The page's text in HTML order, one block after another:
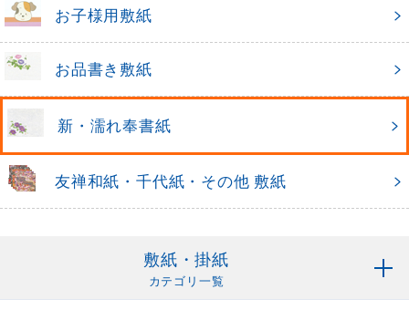
お子様用敷紙
お品書き敷紙
新・濡れ奉書紙
友禅和紙・千代紙・その他 敷紙
敷紙・掛紙
カテゴリ一覧